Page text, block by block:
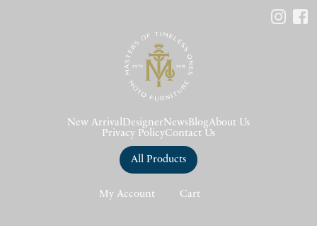
New Arrival DesignerNews BlogAbout Us
Privacy PolicyContact Us
All Products
My Account Cart